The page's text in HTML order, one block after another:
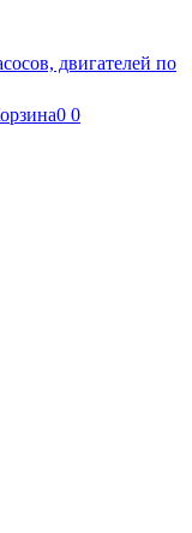
двигателей по
0 0